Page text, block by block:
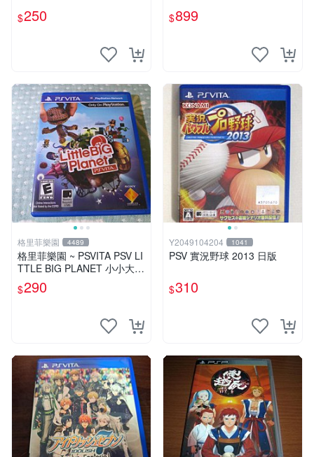
$250 $899
格里菲樂園 4489
格里菲樂園 ~ PSVITA PSV LI
TTLE BIG PLANET 小小大星
球 美版
$290
Y2049104204 1041
PSV 實況野球 2013 日版
$310